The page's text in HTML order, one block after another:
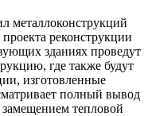
металлоконструкций
реконструкции
зданиях проведут
где также будут
изготовленные
полный вывод
замещением тепловой